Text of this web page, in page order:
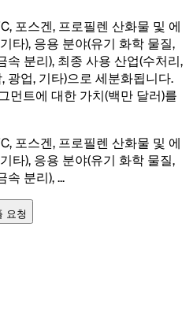
포스겐, 프로필렌 산화물 및 에
타), 응용 분야(유기 화학 물질,
속 분리), 최종 사용 산업(수처리,
광업, 기타)으로 세분화됩니다.
먼트에 대한 가치(백만 달러)를
포스겐, 프로필렌 산화물 및 에
타), 응용 분야(유기 화학 물질,
속 분리),...
요청